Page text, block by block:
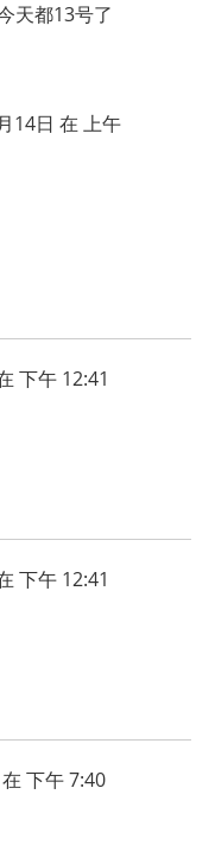
天都13号了
14日 在 上午
下午 12:41
下午 12:41
下午 7:40